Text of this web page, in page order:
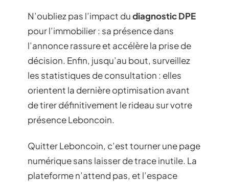
N’oubliez pas l’impact dudiagnostic DPE
pour l’immobilier : sa présence dans
l’annonce rassure et accélère la prise de
décision. Enfin, jusqu’au bout, surveillez
les statistiques de consultation : elles
orientent la dernière optimisation avant
de tirer définitivement le rideau sur votre
présence Leboncoin.
Quitter Leboncoin, c’est tourner une page
numérique sans laisser de trace inutile. La
plateforme n’attend pas, et l’espace